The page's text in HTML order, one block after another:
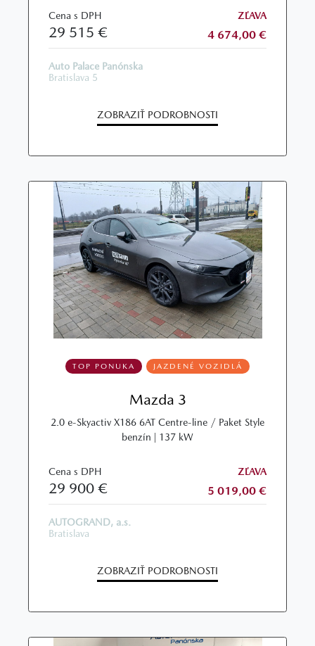
Cena s DPH
29 515 €
ZĽAVA
4 674,00 €
Auto Palace Panónska
Bratislava 5
ZOBRAZIŤ PODROBNOSTI
TOP PONUKA JAZDENÉ VOZIDLÁ
Mazda 3
2.0 e-Skyactiv X186 6AT Centre-line / Paket Style
benzín | 137 kW
Cena s DPH
29 900 €
ZĽAVA
5 019,00 €
AUTOGRAND, a.s.
Bratislava
ZOBRAZIŤ PODROBNOSTI